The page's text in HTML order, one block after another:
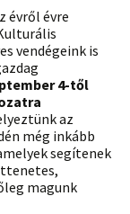
évről évre
vendégeink is
4-től
az
még inkább
segítenek
magunk